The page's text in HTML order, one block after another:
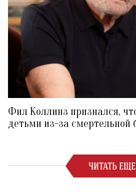
Фил Коллинз признался,
детьми из-за смертельной
ЧИТАТЬ ЕЩЕ